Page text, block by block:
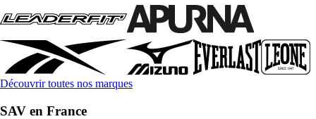
Découvrir toutes nos marques
SAV en France